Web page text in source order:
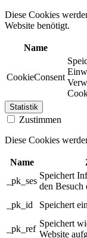
Diese Cookies
Website benötigt.
Name
CookieConsent
Statistik
Zustimmen
Diese Cookies
Name
_pk_ses
Speichert
den Besuch
_pk_id Speichert
_pk_ref
Speichert
Website